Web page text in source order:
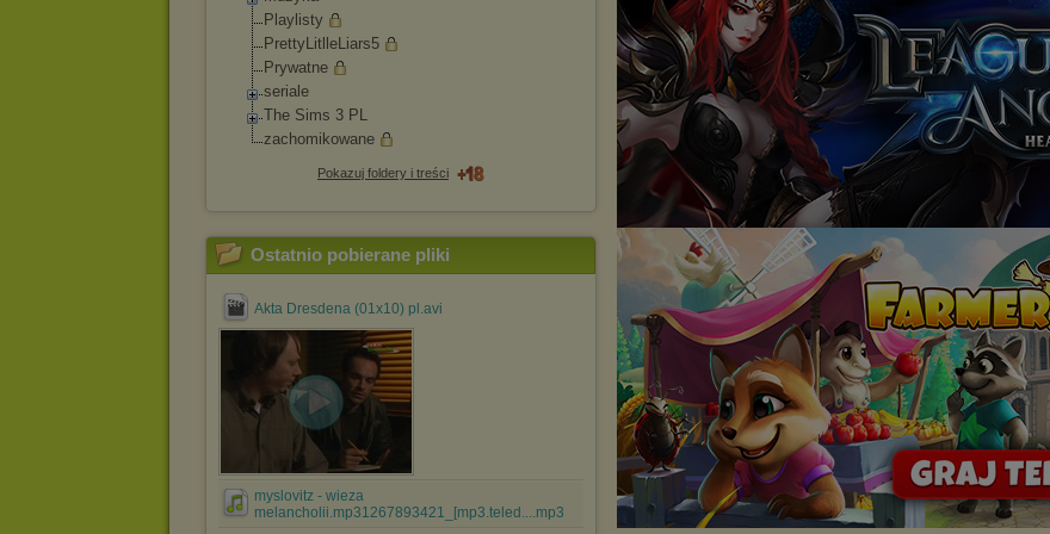
marketingowych).
Wyrażenie sprzeciwu spowoduje, że wyświetlana Ci reklama nie
będzie dopasowana do Twoich preferencji, a będzie to reklama
wyświetlona przypadkowo.
Istnieje możliwość zmiany ustawień przeglądarki internetowej w
sposób uniemożliwiający przechowywanie plików cookies na
urządzeniu końcowym. Można również usunąć pliki cookies,
dokonując odpowiednich zmian w ustawieniach przeglądarki
internetowej.
Pełną informację na ten temat znajdziesz pod adresem
http://chomikuj.pl/PolitykaPrywatnosci.aspx.
Playlisty
PrettyLitlleLiars5
Prywatne
seriale
The Sims 3 PL
zachomikowane
Pokazuj foldery i treści
Ostatnio pobierane pliki
Akta Dresdena (01x10) pl.avi
myslovitz - wieza
melancholii.mp31267893421_[mp3.teled....mp3